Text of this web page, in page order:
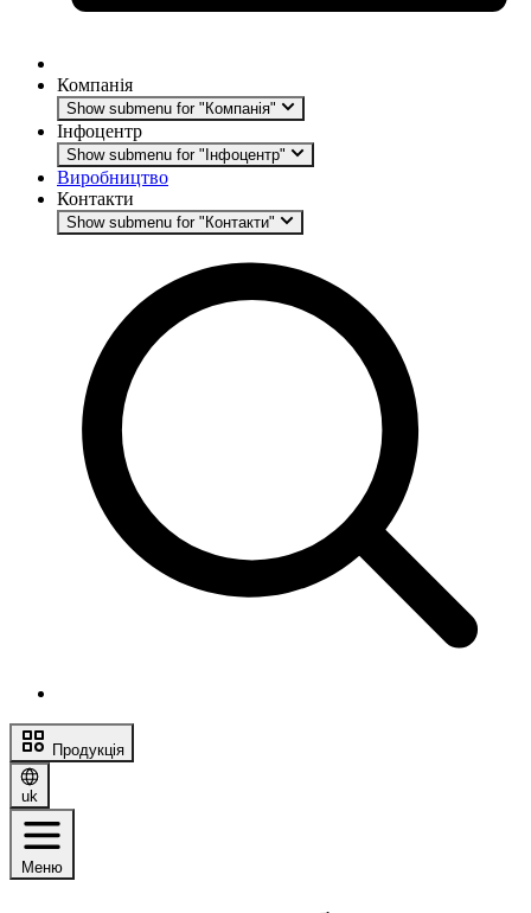
Компанія
Show submenu for "Компанія"
Інфоцентр
Show submenu for "Інфоцентр"
Виробництво
Контакти
Show submenu for "Контакти"
Продукція
uk
Меню